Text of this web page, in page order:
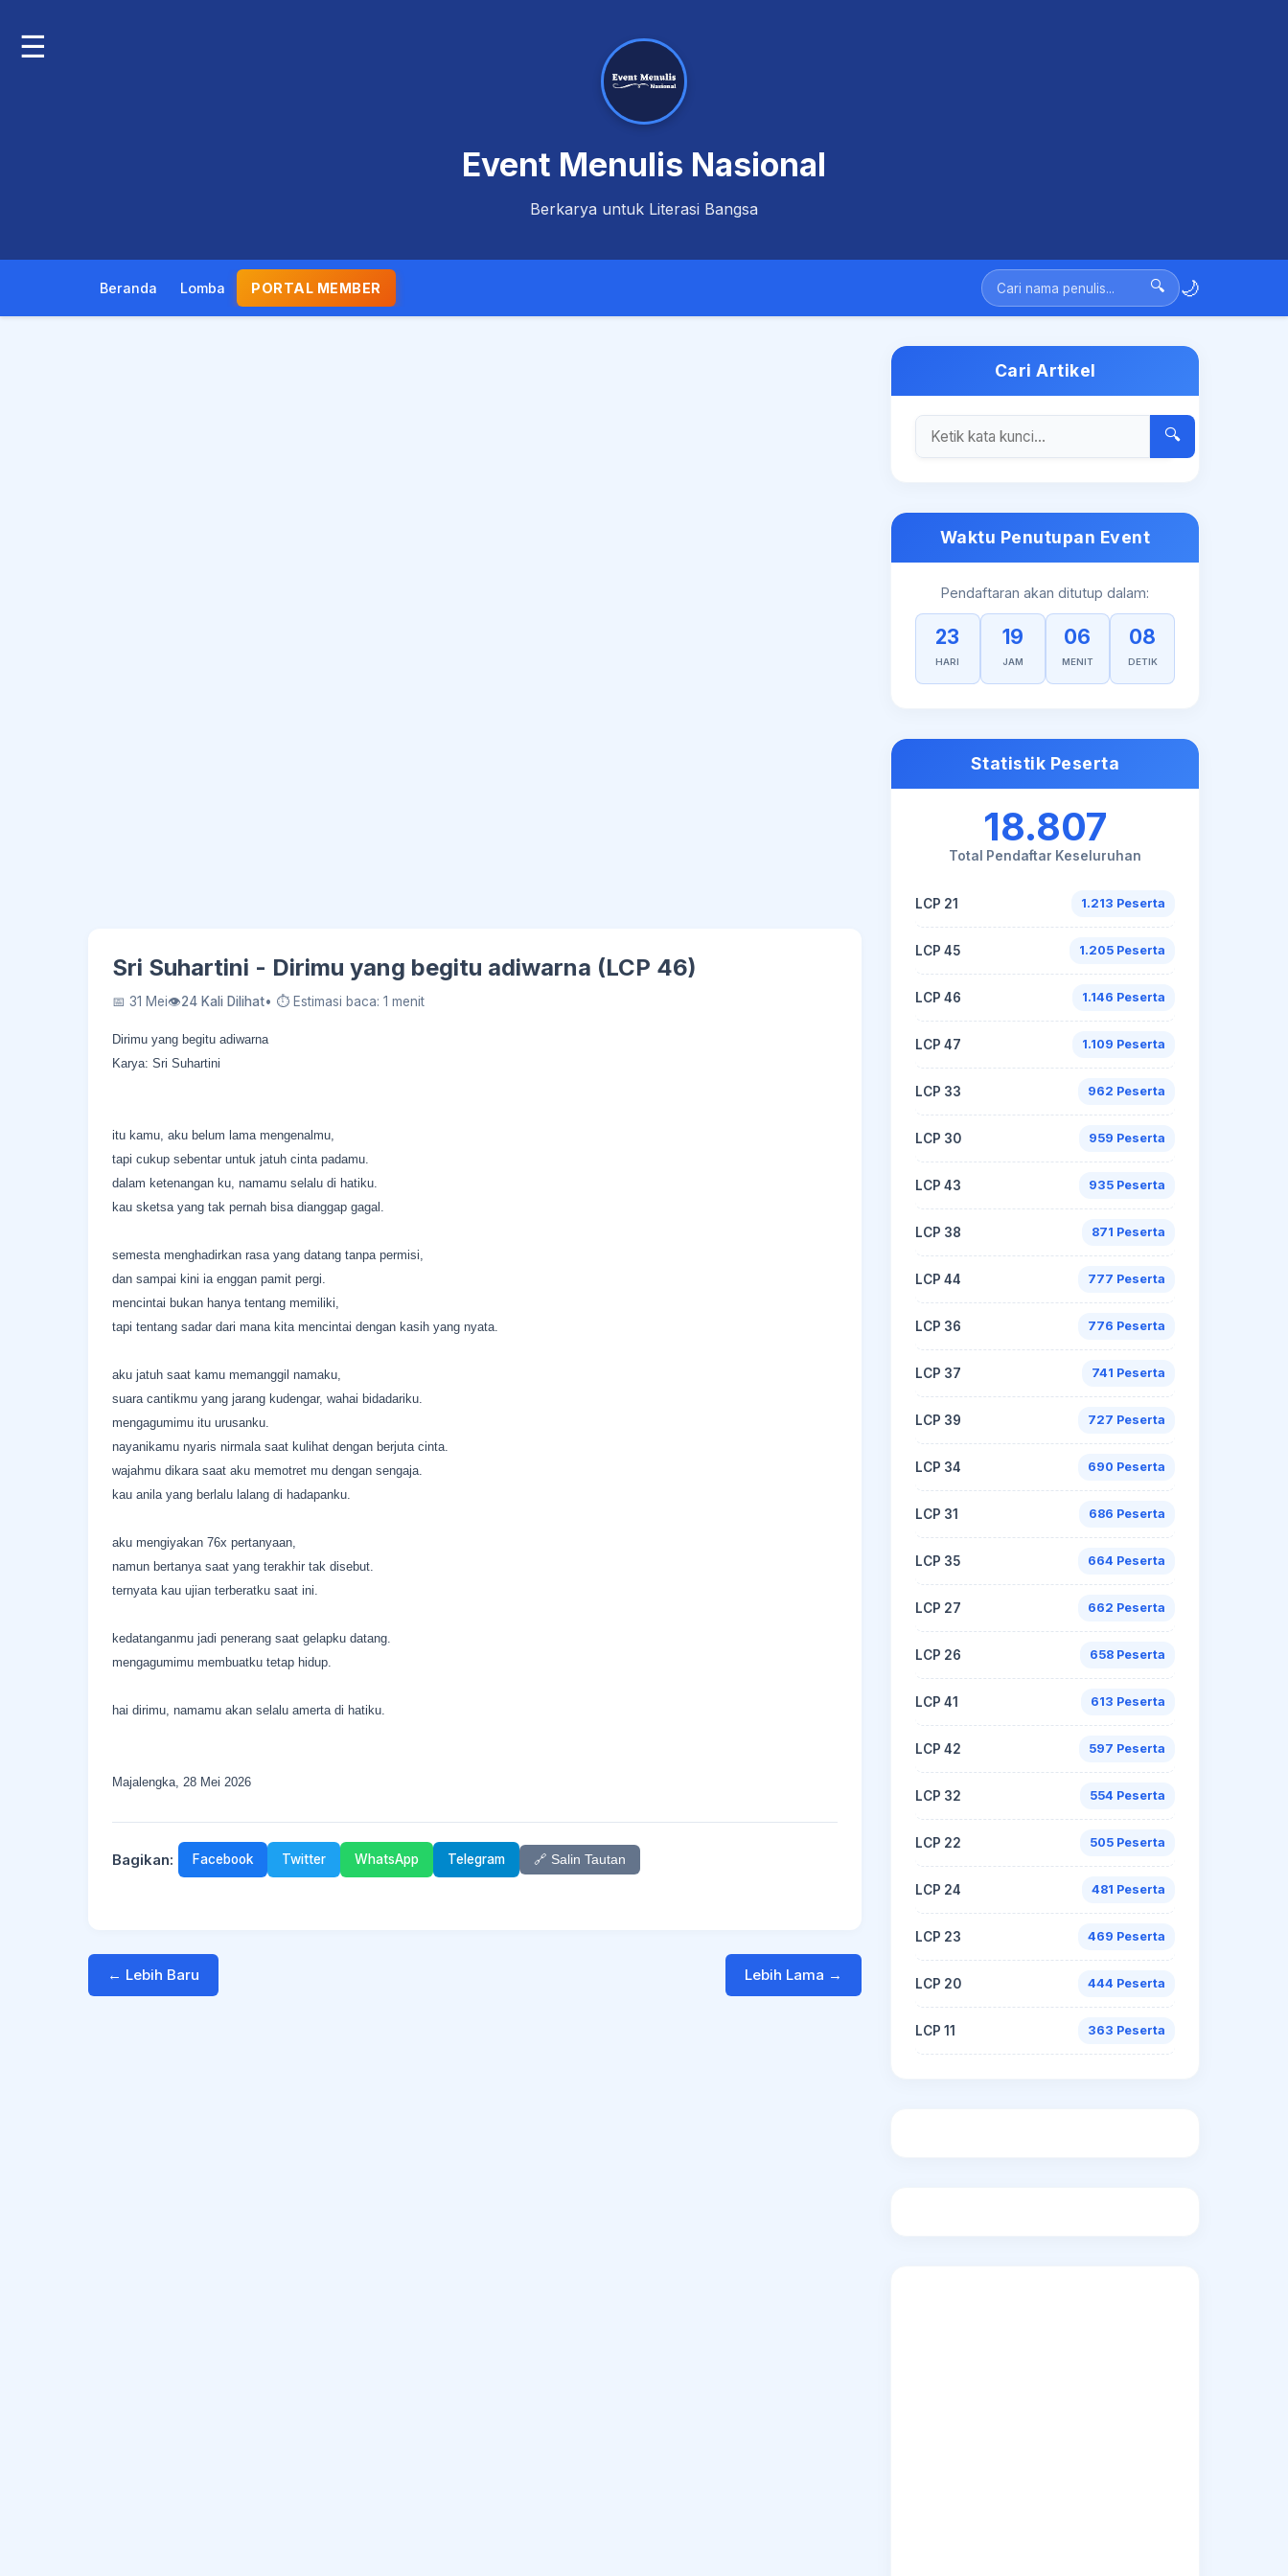
☰
Event Menulis Nasional
Berkarya untuk Literasi Bangsa
Beranda Lomba PORTAL MEMBER 🔍 🌙
Sri Suhartini - Dirimu yang begitu adiwarna (LCP 46)
📅 31 Mei👁24 Kali Dilihat• ⏱ Estimasi baca: 1 menit
Dirimu yang begitu adiwarna
Karya: Sri Suhartini
itu kamu, aku belum lama mengenalmu,
tapi cukup sebentar untuk jatuh cinta padamu.
dalam ketenangan ku, namamu selalu di hatiku.
kau sketsa yang tak pernah bisa dianggap gagal.
semesta menghadirkan rasa yang datang tanpa permisi,
dan sampai kini ia enggan pamit pergi.
mencintai bukan hanya tentang memiliki,
tapi tentang sadar dari mana kita mencintai dengan kasih yang nyata.
aku jatuh saat kamu memanggil namaku,
suara cantikmu yang jarang kudengar, wahai bidadariku.
mengagumimu itu urusanku.
nayanikamu nyaris nirmala saat kulihat dengan berjuta cinta.
wajahmu dikara saat aku memotret mu dengan sengaja.
kau anila yang berlalu lalang di hadapanku.
aku mengiyakan 76x pertanyaan,
namun bertanya saat yang terakhir tak disebut.
ternyata kau ujian terberatku saat ini.
kedatanganmu jadi penerang saat gelapku datang.
mengagumimu membuatku tetap hidup.
hai dirimu, namamu akan selalu amerta di hatiku.
Majalengka, 28 Mei 2026
Bagikan: Facebook Twitter WhatsApp Telegram 🔗 Salin Tautan
← Lebih Baru Lebih Lama →
Cari Artikel
🔍
Waktu Penutupan Event
Pendaftaran akan ditutup dalam:
23
HARI
19
JAM
06
MENIT
08
DETIK
Statistik Peserta
18.807
Total Pendaftar Keseluruhan
LCP 21 1.213 Peserta
LCP 45 1.205 Peserta
LCP 46 1.146 Peserta
LCP 47 1.109 Peserta
LCP 33 962 Peserta
LCP 30 959 Peserta
LCP 43 935 Peserta
LCP 38 871 Peserta
LCP 44 777 Peserta
LCP 36 776 Peserta
LCP 37 741 Peserta
LCP 39 727 Peserta
LCP 34 690 Peserta
LCP 31 686 Peserta
LCP 35 664 Peserta
LCP 27 662 Peserta
LCP 26 658 Peserta
LCP 41 613 Peserta
LCP 42 597 Peserta
LCP 32 554 Peserta
LCP 22 505 Peserta
LCP 24 481 Peserta
LCP 23 469 Peserta
LCP 20 444 Peserta
LCP 11 363 Peserta